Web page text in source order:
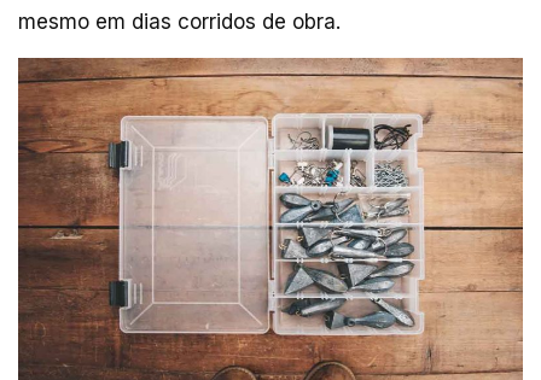
mesmo em dias corridos de obra.